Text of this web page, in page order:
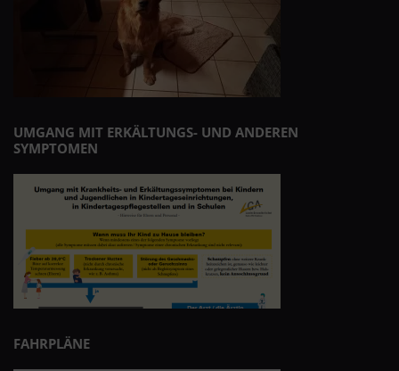
UMGANG MIT ERKÄLTUNGS- UND ANDEREN
SYMPTOMEN
FAHRPLÄNE